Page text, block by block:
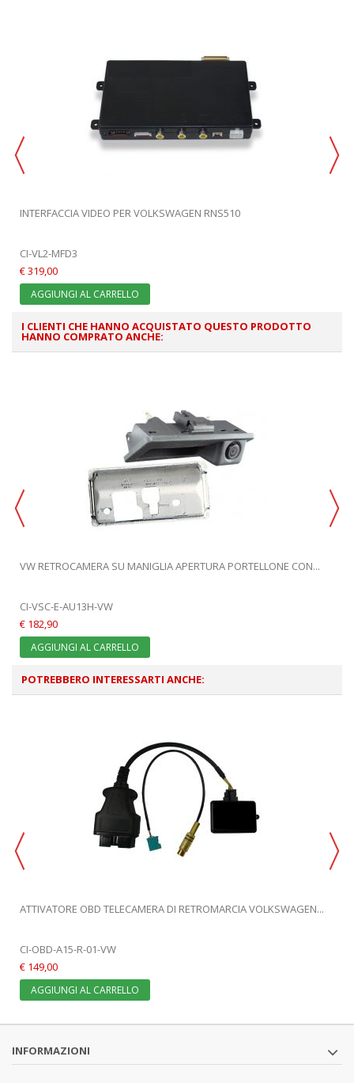
INTERFACCIA VIDEO PER VOLKSWAGEN RNS510
CI-VL2-MFD3
€ 319,00
AGGIUNGI AL CARRELLO
I CLIENTI CHE HANNO ACQUISTATO QUESTO PRODOTTO
HANNO COMPRATO ANCHE:
VW RETROCAMERA SU MANIGLIA APERTURA PORTELLONE CON...
CI-VSC-E-AU13H-VW
€ 182,90
AGGIUNGI AL CARRELLO
POTREBBERO INTERESSARTI ANCHE:
ATTIVATORE OBD TELECAMERA DI RETROMARCIA VOLKSWAGEN...
CI-OBD-A15-R-01-VW
€ 149,00
AGGIUNGI AL CARRELLO
INFORMAZIONI